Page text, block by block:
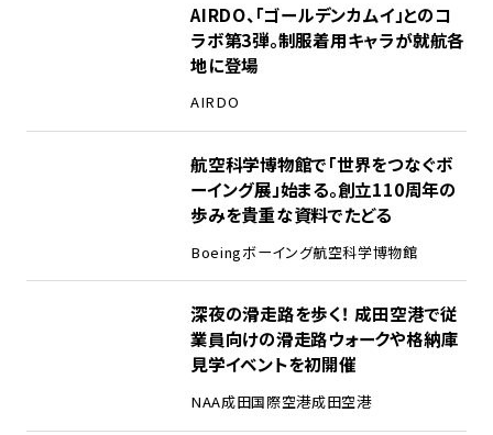
AIRDO、「ゴールデンカムイ」とのコ
ラボ第3弾。制服着用キャラが就航各
地に登場
AIRDO
航空科学博物館で「世界をつなぐボ
ーイング展」始まる。創立110周年の
歩みを貴重な資料でたどる
Boeingボーイング航空科学博物館
深夜の滑走路を歩く！ 成田空港で従
業員向けの滑走路ウォークや格納庫
見学イベントを初開催
NAA成田国際空港成田空港